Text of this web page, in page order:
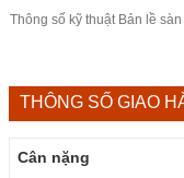
Thông số kỹ thuật Bản lề sàn
THÔNG SỐ GIAO
Cân nặng